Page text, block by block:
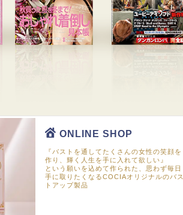
ONLINE SHOP
『バストを通してたくさんの女性の笑顔を
作り、輝く人生を手に入れて欲しい』
という願いを込めて作られた、思わず毎日
手に取りたくなるCOCIAオリジナルのバス
トアップ製品